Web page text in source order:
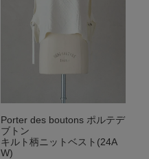
Porter des boutons ポルテデ
ブトン
キルト柄ニットベスト(24A
W)